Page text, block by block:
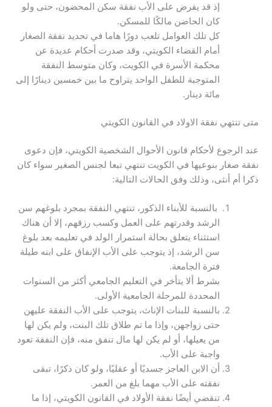
إذ قد يفرض على الأب نفقة سكن المحضون، حتى ولو
كان الحاضن مالكًا للمسكن.
كل تلك العوامل تلعب دورًا هاما في تحديد نفقة الصغار
أمام القضاء الكويتي، وقد صدرت أحكام عديدة عن
محكمة الأسرة في الكويت، وكان متوسط النفقة
المتوجبة للطفل الواحد يتراوح ما بين خمسين دينارًا إلى
مائة دينار.
متى تنتهي نفقة الاولاد في القانون الكويتي
عند الرجوع لأحكام قانون الأحوال الشخصية الكويتي، فإن دعوى
نفقة صغار بنوعيها في الكويت تنتهي تبعا لجنس الصغير سواء كان
ذكرا أم أنثى، وذلك وفق الحالات التالية:
بالنسبة للأبناء الذكور، تنتهي النفقة بمجرد بلوغهم سن
الرشد وقدرتهم على العمل وكسب رزقهم، إلا أن هناك
استثناء يتعلق بحالة استمرار الولد في تعليمه بعد بلوغ
سن الرشد، إذ يتوجب على الأب الإنفاق على ابنه طيلة
فترة الجامعة.
بشرط ألا يتأخر في التعليم الجامعي أكثر من السنوات
المحددة للمرحلة الجامعية الأولى.
بالنسبة للبنات الإناث، يتوجب على الأب النفقة عليهن
حتى زواجهن، وإذا ما تم طلاق تلك البنت، ولم يكن لها
من يعيلها، أو لم يكن لها مال تنفق منه، فإن النفقة تعود
واجبة على الأب.
أن الابن العاجز جسديًا أو عقليًا، ولو كان ذكرًا، تبقى
نفقته على الأب مهما بلغ من العمر.
تنقضي أيضًا نفقة الأولاد في القانون الكويتي، إذا ما